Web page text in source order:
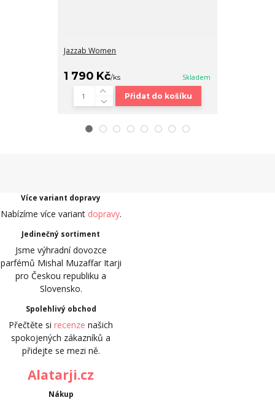
Jazzab Women
1 790 Kč/ks Skladem
Přidat do košíku
Více variant dopravy
Nabízíme více variant dopravy.
Jedinečný sortiment
Jsme výhradní dovozce
parfémů Mishal Muzaffar Itarji
pro Českou republiku a
Slovensko.
Spolehlivý obchod
Přečtěte si recenze našich
spokojených zákazníků a
přidejte se mezi ně.
Alatarji.cz
Nákup